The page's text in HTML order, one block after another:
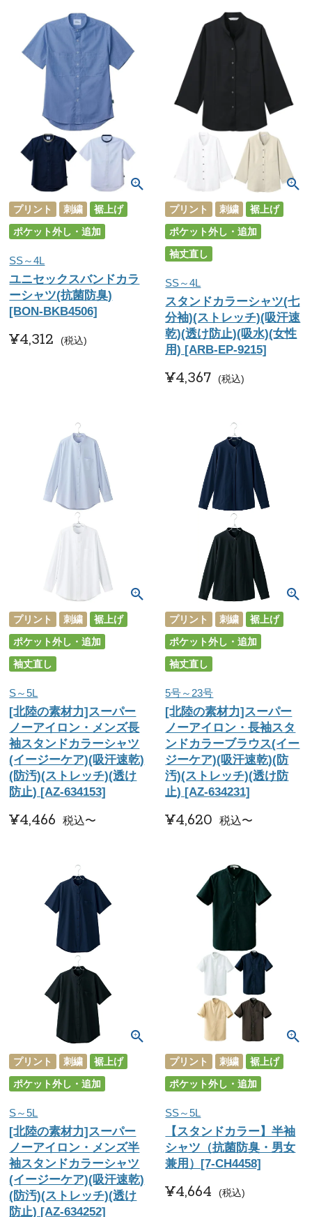
プリント 刺繍
裾上げ
ポケット外し・追加
SS～4L
ユニセックスバンドカラ
ーシャツ(抗菌防臭)
[BON-BKB4506]
¥4,312 税込
プリント 刺繍
裾上げ
ポケット外し・追加
袖丈直し
SS～4L
スタンドカラーシャツ(七
分袖)(ストレッチ)(吸汗速
乾)(透け防止)(吸水)(女性
用) [ARB-EP-9215]
¥4,367 税込
プリント 刺繍
裾上げ
ポケット外し・追加
袖丈直し
S～5L
[北陸の素材力]スーパー
ノーアイロン・メンズ長
袖スタンドカラーシャツ
(イージーケア)(吸汗速乾)
(防汚)(ストレッチ)(透け
防止) [AZ-634153]
¥4,466 税込〜
プリント 刺繍
裾上げ
ポケット外し・追加
袖丈直し
5号～23号
[北陸の素材力]スーパー
ノーアイロン・長袖スタ
ンドカラーブラウス(イー
ジーケア)(吸汗速乾)(防
汚)(ストレッチ)(透け防
止) [AZ-634231]
¥4,620 税込〜
プリント 刺繍
裾上げ
ポケット外し・追加
S～5L
[北陸の素材力]スーパー
ノーアイロン・メンズ半
袖スタンドカラーシャツ
(イージーケア)(吸汗速乾)
(防汚)(ストレッチ)(透け
防止) [AZ-634252]
プリント 刺繍
裾上げ
ポケット外し・追加
SS～5L
【スタンドカラー】半袖
シャツ（抗菌防臭・男女
兼用）[7-CH4458]
¥4,664 税込